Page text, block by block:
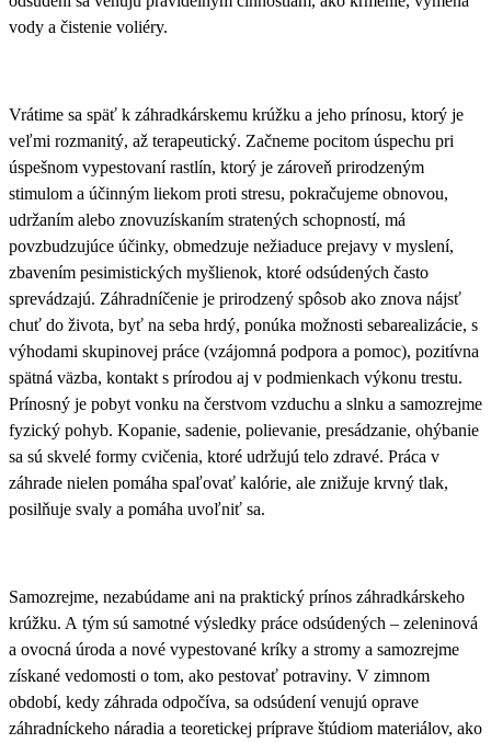
vody a čistenie voliéry.
Vrátime sa späť k záhradkárskemu krúžku a jeho prínosu, ktorý je
veľmi rozmanitý, až terapeutický. Začneme pocitom úspechu pri
úspešnom vypestovaní rastlín, ktorý je zároveň prirodzeným
stimulom a účinným liekom proti stresu, pokračujeme obnovou,
udržaním alebo znovuzískaním stratených schopností, má
povzbudzujúce účinky, obmedzuje nežiaduce prejavy v myslení,
zbavením pesimistických myšlienok, ktoré odsúdených často
sprevádzajú. Záhradníčenie je prirodzený spôsob ako znova nájsť
chuť do života, byť na seba hrdý, ponúka možnosti sebarealizácie, s
výhodami skupinovej práce (vzájomná podpora a pomoc), pozitívna
spätná väzba, kontakt s prírodou aj v podmienkach výkonu trestu.
Prínosný je pobyt vonku na čerstvom vzduchu a slnku a samozrejme
fyzický pohyb. Kopanie, sadenie, polievanie, presádzanie, ohýbanie
sa sú skvelé formy cvičenia, ktoré udržujú telo zdravé. Práca v
záhrade nielen pomáha spaľovať kalórie, ale znižuje krvný tlak,
posilňuje svaly a pomáha uvoľniť sa.
Samozrejme, nezabúdame ani na praktický prínos záhradkárskeho
krúžku. A tým sú samotné výsledky práce odsúdených – zeleninová
a ovocná úroda a nové vypestované kríky a stromy a samozrejme
získané vedomosti o tom, ako pestovať potraviny. V zimnom
období, kedy záhrada odpočíva, sa odsúdení venujú oprave
záhradníckeho náradia a teoretickej príprave štúdiom materiálov, ako